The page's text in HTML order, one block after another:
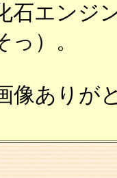
石エン
）。
像ありが